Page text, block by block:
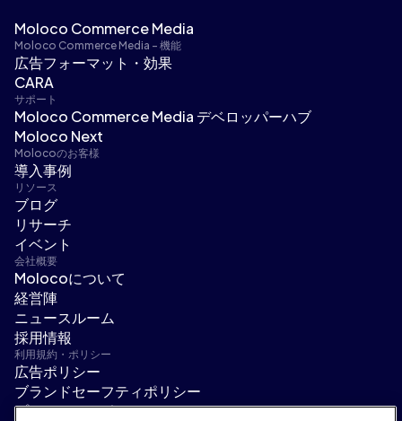
Moloco Commerce Media
Moloco Commerce Media - 機能
広告フォーマット・効果
CARA
サポート
Moloco Commerce Media デベロッパーハブ
Moloco Next
Molocoのお客様
導入事例
リソース
ブログ
リサーチ
イベント
会社概要
Molocoについて
経営陣
ニュースルーム
採用情報
利用規約・ポリシー
広告ポリシー
ブランドセーフティポリシー
プライバシーポリシー